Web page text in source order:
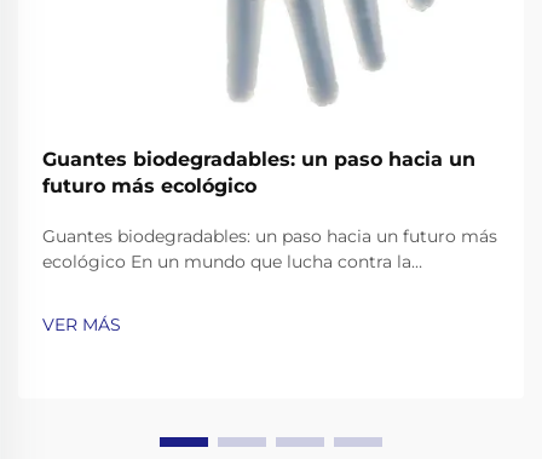
Guantes biodegradables: un paso hacia un
futuro más ecológico
Guantes biodegradables: un paso hacia un futuro más
ecológico En un mundo que lucha contra la
ecológicas a los productos cotidianos se ha vuelto
VER MÁS